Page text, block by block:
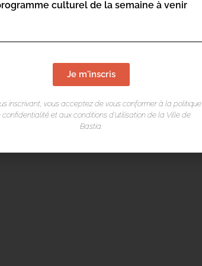
culturel de la semaine à venir
Je m'inscris
inscrivant, vous acceptez de vous conformer à la politique
confidentialité et aux conditions d’utilisation de la Ville de
Bastia.